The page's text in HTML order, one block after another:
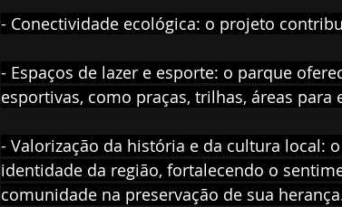
- Conectividade ecológica: o projeto
- Espaços de lazer e esporte: o parque
esportivas, como praças, trilhas, áreas
- Valorização da história e da cultura local:
identidade da região, fortalecendo o
comunidade na preservação de sua